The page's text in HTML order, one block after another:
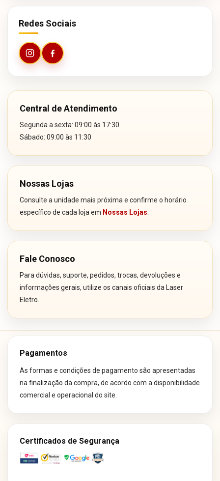
Redes Sociais
Central de Atendimento
Segunda a sexta: 09:00 às 17:30
Sábado: 09:00 às 11:30
Nossas Lojas
Consulte a unidade mais próxima e confirme o horário
específico de cada loja em Nossas Lojas
Fale Conosco
Para dúvidas, suporte, pedidos, trocas, devoluções e
informações gerais, utilize os canais oficiais da Laser
Eletro.
Pagamentos
As formas e condições de pagamento são apresentadas
na finalização da compra, de acordo com a disponibilidade
comercial e operacional do site.
Certificados de Segurança